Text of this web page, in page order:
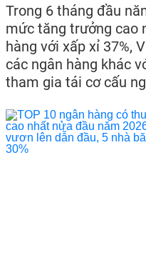
Trong 6 tháng đầu
mức tăng trưởng cao
hàng với xấp xỉ 37%,
các ngân hàng khác
tham gia tái cơ cấu